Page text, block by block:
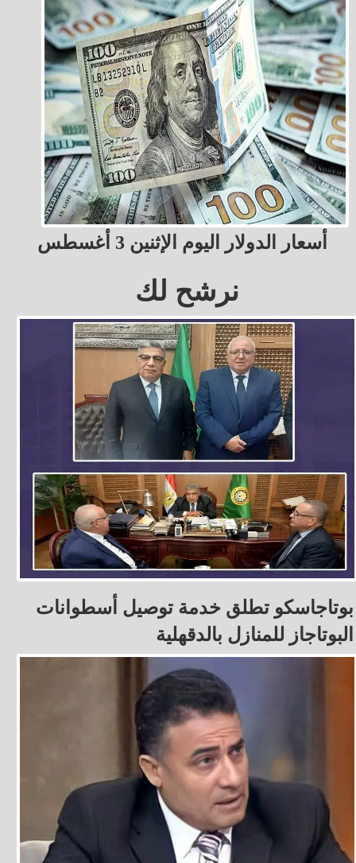
أسعار الدولار اليوم الإثنين 3 أغسطس
نرشح لك
بوتاجاسكو تطلق خدمة توصيل أسطوانات
البوتاجاز للمنازل بالدقهلية